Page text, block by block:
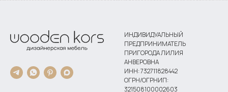
ИНДИВИДУАЛЬНЫЙ
ПРЕДПРИНИМАТЕЛЬ
ПРИГОРОДА ЛИЛИЯ
АНВЕРОВНА
ИНН: 732711828442
ОГРН/ОГРНИП:
321508100002603